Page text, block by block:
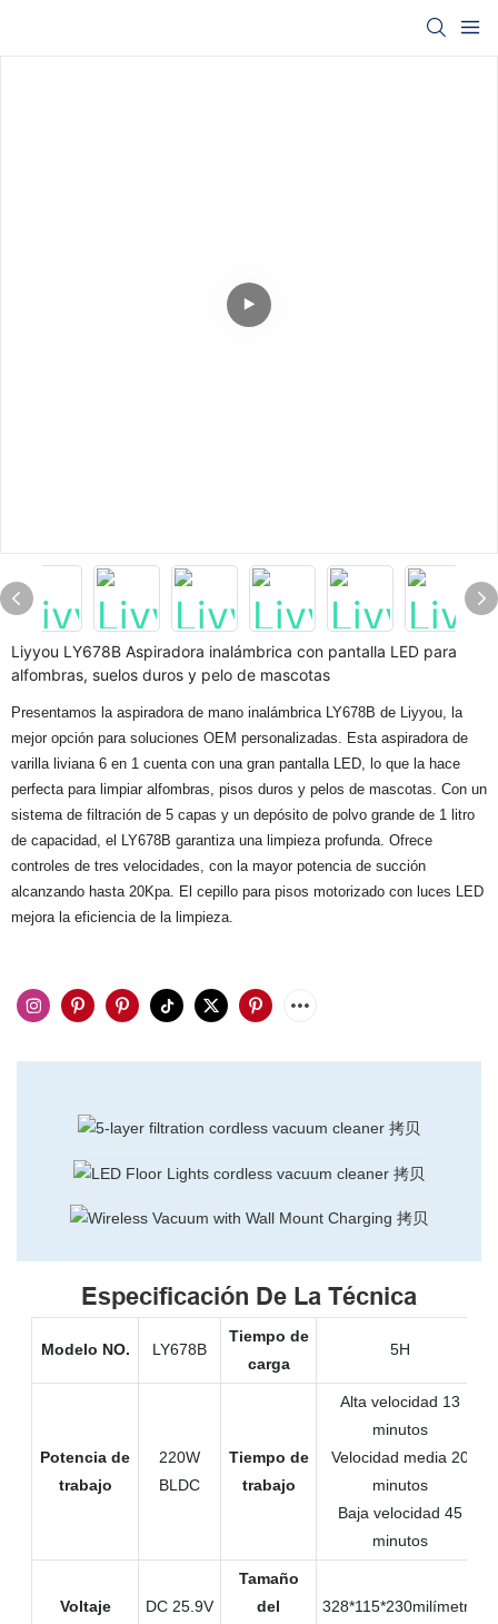
Liyyou LY678B Aspiradora inalámbrica con pantalla LED para
alfombras, suelos duros y pelo de mascotas
Presentamos la aspiradora de mano inalámbrica LY678B de Liyyou, la
mejor opción para soluciones OEM personalizadas. Esta aspiradora de
varilla liviana 6 en 1 cuenta con una gran pantalla LED, lo que la hace
perfecta para limpiar alfombras, pisos duros y pelos de mascotas. Con un
sistema de filtración de 5 capas y un depósito de polvo grande de 1 litro
de capacidad, el LY678B garantiza una limpieza profunda. Ofrece
controles de tres velocidades, con la mayor potencia de succión
alcanzando hasta 20Kpa. El cepillo para pisos motorizado con luces LED
mejora la eficiencia de la limpieza.
Especificación De La Técnica
Modelo NO. LY678B
Tiempo de
carga
5H
Potencia de
trabajo
220W
BLDC
Tiempo de
trabajo
Alta velocidad 13
minutos
Velocidad media 20
minutos
Baja velocidad 45
minutos
Voltaje DC 25.9V
Tamaño
del
328*115*230milímetro